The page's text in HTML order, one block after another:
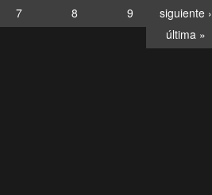
7 8 9
siguiente ›
última »